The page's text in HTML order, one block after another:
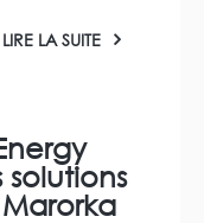
LIRE LA SUITE
solutions